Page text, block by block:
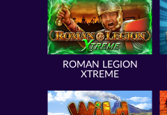
ROMAN LEGION
XTREME